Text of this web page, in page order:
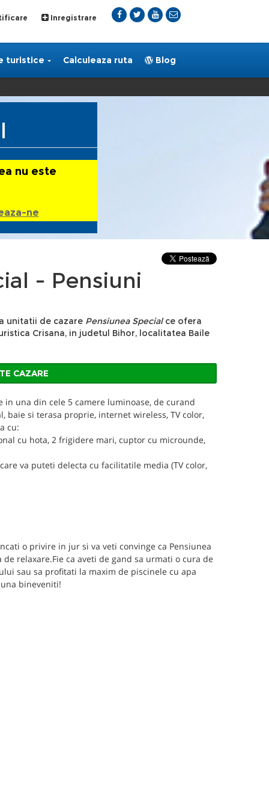
Inregistrare
turistice Calculeaza ruta Blog
nu este
ne
- Pensiuni
unitatii de cazare Pensiunea Specialce ofera
Crisana, in judetul Bihor, localitatea Baile
CAZARE
in una din cele 5 camere luminoase, de curand
baie si terasa proprie, internet wireless, TV color,
cu:
cu hota, 2 frigidere mari, cuptor cu microunde,
va puteti delecta cu facilitatile media (TV color,
o privire in jur si va veti convinge ca Pensiunea
relaxare.Fie ca aveti de gand sa urmati o cura de
sau sa profitati la maxim de piscinele cu apa
bineveniti!